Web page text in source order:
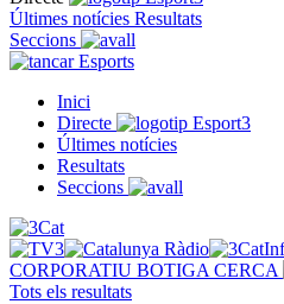
Últimes notícies Resultats
Seccions
Esports
Inici
Directe
Últimes notícies
Resultats
Seccions
CORPORATIU BOTIGA CERCA
Tots els resultats